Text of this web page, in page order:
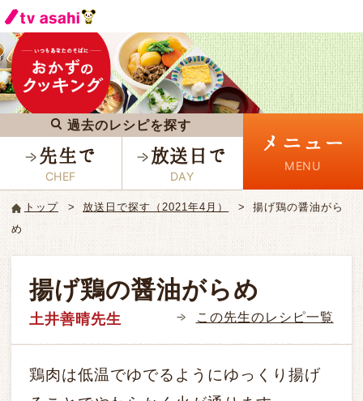
過去のレシピを探す
先生で 放送日で
メニュー
トップ 放送日で探す（2021年4月）
揚げ鶏の醤油がら
め
揚げ鶏の醤油がらめ
土井善晴先生 この先生のレシピ一覧
鶏肉は低温でゆでるようにゆっくり揚げ